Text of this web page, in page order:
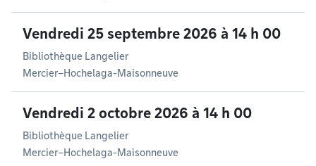
Vendredi 25 septembre 2026 à 14 h 00
Bibliothèque Langelier
Mercier–Hochelaga-Maisonneuve
Vendredi 2 octobre 2026 à 14 h 00
Bibliothèque Langelier
Mercier–Hochelaga-Maisonneuve